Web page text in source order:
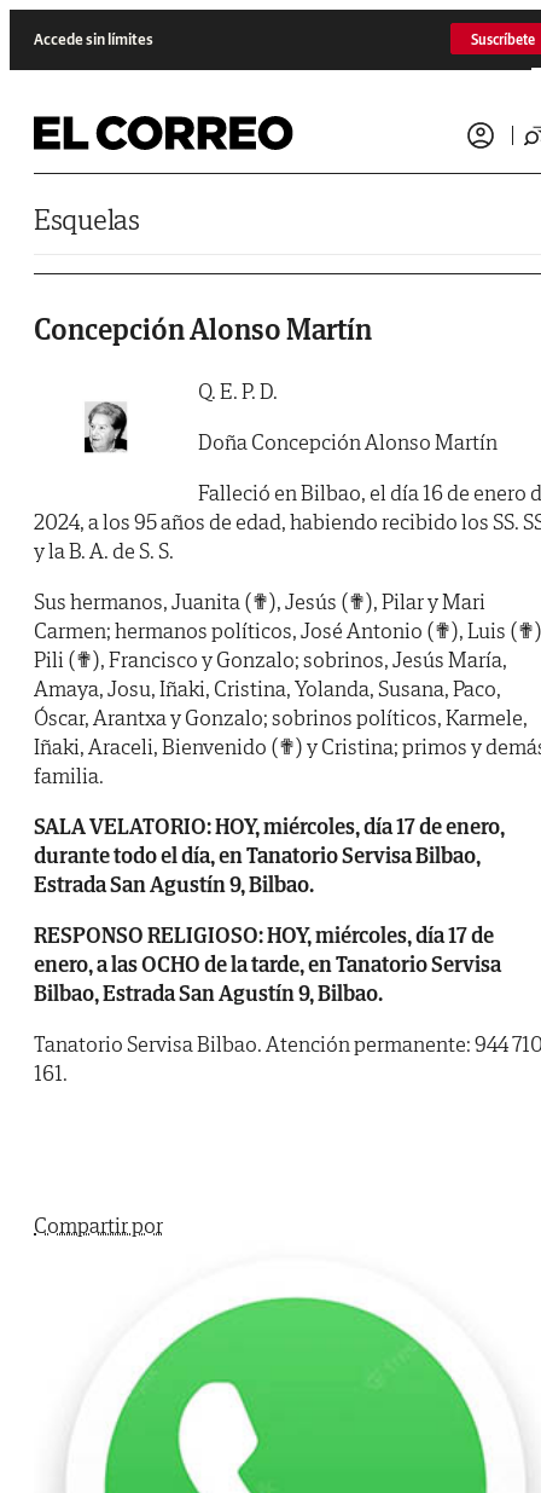
Accede sin límites Suscríbete
Esquelas
Concepción Alonso Martín
Q. E. P. D.
Doña Concepción Alonso Martín
Falleció en Bilbao, el día 16 de enero
2024, a los 95 años de edad, habiendo recibido los SS.
y la B. A. de S. S.
Sus hermanos, Juanita (✟), Jesús (✟), Pilar y Mari
Carmen; hermanos políticos, José Antonio (✟), Luis
Pili (✟), Francisco y Gonzalo; sobrinos, Jesús María,
Amaya, Josu, Iñaki, Cristina, Yolanda, Susana, Paco,
Óscar, Arantxa y Gonzalo; sobrinos políticos, Karmele,
Iñaki, Araceli, Bienvenido (✟) y Cristina; primos y
familia.
SALA VELATORIO: HOY, miércoles, día 17 de enero,
durante todo el día, en Tanatorio Servisa Bilbao,
Estrada San Agustín 9, Bilbao.
RESPONSO RELIGIOSO: HOY, miércoles, día 17 de
enero, a las OCHO de la tarde, en Tanatorio Servisa
Bilbao, Estrada San Agustín 9, Bilbao.
Tanatorio Servisa Bilbao. Atención permanente: 944
161.
Compartir por